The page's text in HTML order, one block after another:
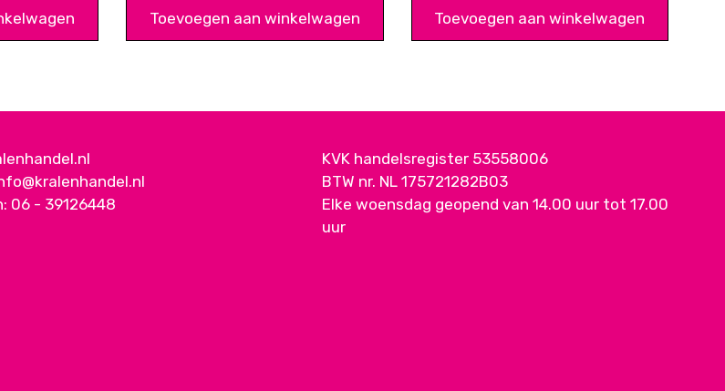
Toevoegen aan winkelwagen Toevoegen aan winkelwagen
06 - 39126448
KVK handelsregister 53558006
BTW nr. NL 175721282B03
Elke woensdag geopend van 14.00 uur tot 17.00
uur